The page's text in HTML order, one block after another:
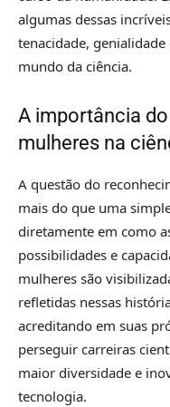
algumas dessas
tenacidade,
mundo da ciência.
A importância
mulheres na
A questão do
mais do que uma
diretamente em como
possibilidades e
mulheres são
refletidas nessas
acreditando em suas
perseguir carreiras
maior diversidade e
tecnologia.